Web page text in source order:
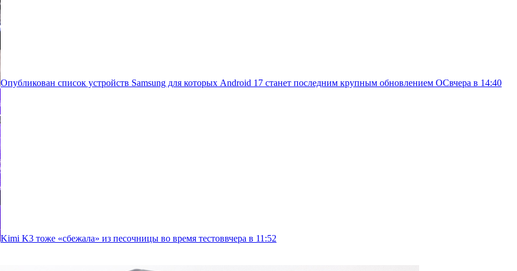
Опубликован список устройств Samsung для которых Android 17 станет последним крупным обновлением ОСвчера в 14:40
Kimi K3 тоже «сбежала» из песочницы во время тестоввчера в 11:52